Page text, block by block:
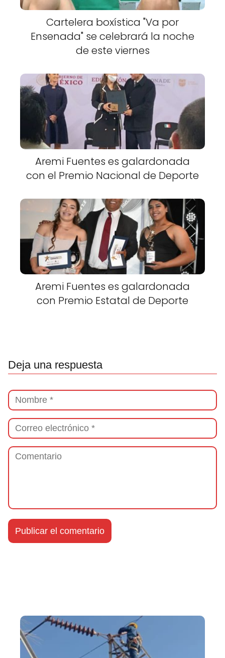
Cartelera boxística "Va por
Ensenada" se celebrará la noche
de este viernes
Aremi Fuentes es galardonada
con el Premio Nacional de Deporte
Aremi Fuentes es galardonada
con Premio Estatal de Deporte
Deja una respuesta